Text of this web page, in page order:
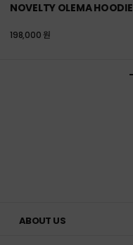
NOVELTY OLEMA HOODIE
198,000 원
ABOUT US